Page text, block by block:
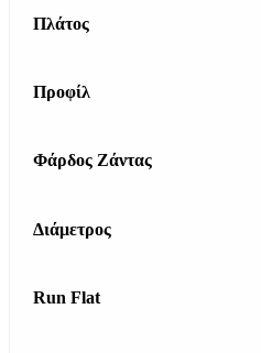
Πλάτος
Προφίλ
Φάρδος Ζάντας
Διάμετρος
Run Flat